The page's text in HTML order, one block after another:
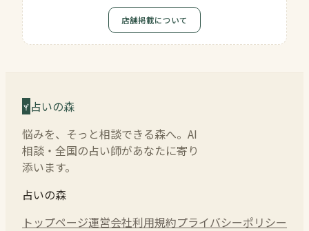
店舗掲載について
占いの森
悩みを、そっと相談できる森へ。AI
相談・全国の占い師があなたに寄り
添います。
占いの森
トップページ運営会社利用規約プライバシーポリシー